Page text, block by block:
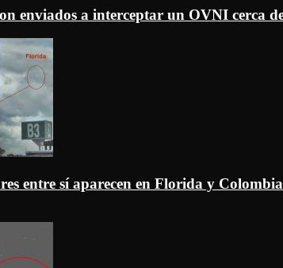
enviados a interceptar un OVNI cerca
entre sí aparecen en Florida y Colombia